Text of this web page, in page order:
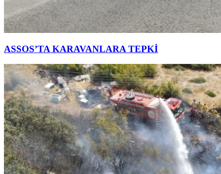
ASSOS’TA KARAVANLARA TEPKİ